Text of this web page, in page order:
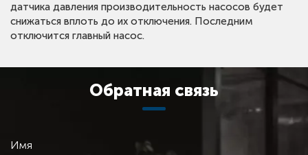
датчика давления производительность насосов будет
снижаться вплоть до их отключения. Последним
отключится главный насос.
Обратная связь
Имя